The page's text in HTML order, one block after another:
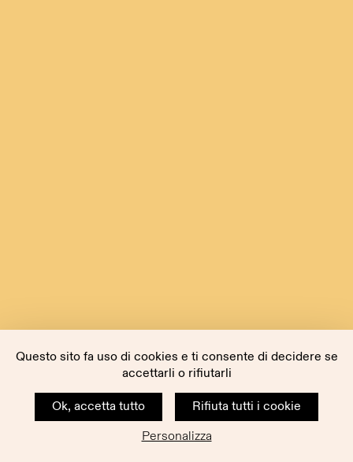
Questo sito fa uso di cookies e ti consente di decidere se
accettarli o rifiutarli
Ok, accetta tutto
Rifiuta tutti i cookie
Personalizza